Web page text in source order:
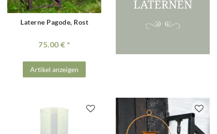
Laterne Pagode, Rost
75.00 €
Artikel anzeigen